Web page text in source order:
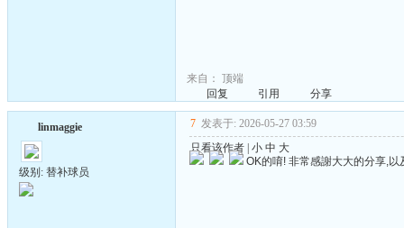
来自： 顶端
回复
引用 分享
linmaggie
级别: 替补球员
7 发表于: 2026-05-27 03:59
只看该作者 小 中 大
OK的唷! 非常感謝大大的分享,